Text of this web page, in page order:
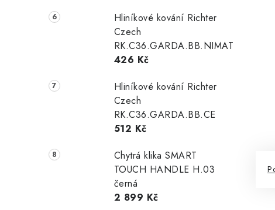
Hliníkové kování Richter
Czech
RK.C36.GARDA.BB.NIMAT
426 Kč
Hliníkové kování Richter
Czech
RK.C36.GARDA.BB.CE
512 Kč
Chytrá klika SMART
TOUCH HANDLE H.03
černá
2 899 Kč